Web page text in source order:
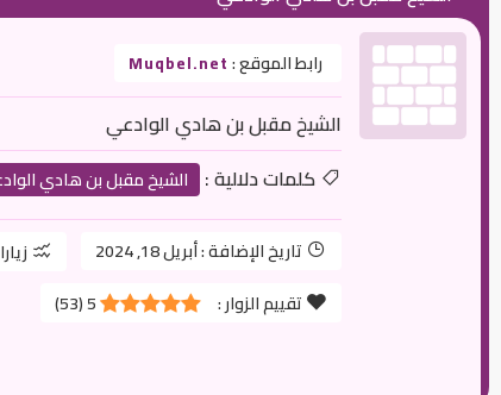
رابط الموقع :Muqbel.net
الشيخ مقبل بن هادي الوادعي
كلمات دلالية :
الشيخ مقبل بن هادي
تاريخ الإضافة :أبريل 18, 2024
تقييم الزوار :
5
(
53
)